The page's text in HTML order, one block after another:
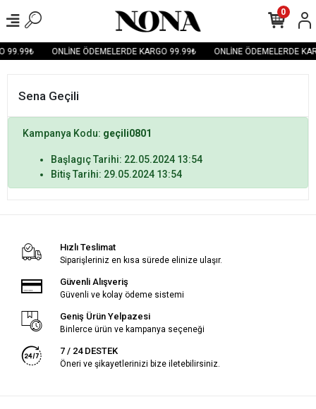
99.99₺ ONLİNE ÖDEMELERDE KARGO 99.99₺ ONLİNE ÖDEMELERDE
0
Sena Geçili
Kampanya Kodu: geçili0801
Başlagıç Tarihi: 22.05.2024 13:54
Bitiş Tarihi: 29.05.2024 13:54
Hızlı Teslimat
Siparişleriniz en kısa sürede elinize ulaşır.
Güvenli Alışveriş
Güvenli ve kolay ödeme sistemi
Geniş Ürün Yelpazesi
Binlerce ürün ve kampanya seçeneği
7 / 24 DESTEK
Öneri ve şikayetlerinizi bize iletebilirsiniz.